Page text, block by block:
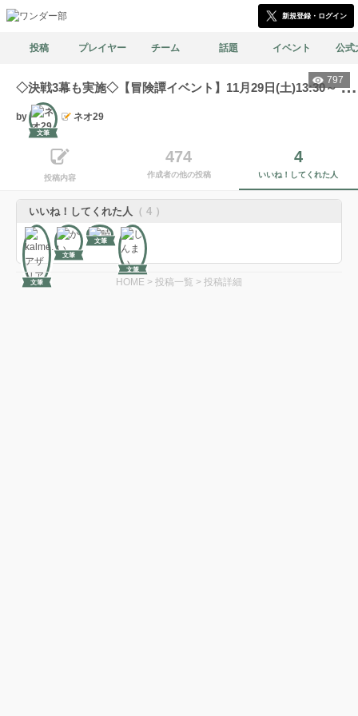
新規登録・ログイン
投稿 プレイヤー チーム 話題 イベント 公式
797◇
決戦3幕も実施◇【冒険譚イベント】11月29日(土)13:30～ 0,300,600,900実施（各2回）＋決戦1幕,2幕,3幕(各1試合)
by
文筆
ネオ29
投稿内容
474
作成者の他の投稿
4
いいね！してくれた人
いいね！してくれた人 （ 4 ）
文筆
文筆
文筆
文筆
HOME > 投稿一覧 > 投稿詳細